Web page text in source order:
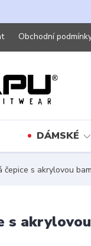
Obchodní
DÁMSKÉ
čepice s akrylovou
s